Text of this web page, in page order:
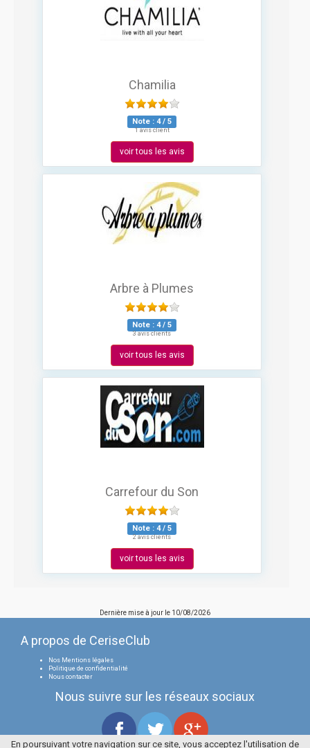
Chamilia
Note : 4/ 5
1 avis client
voir tous les avis
Arbre à Plumes
Note : 4/ 5
3 avis clients
voir tous les avis
Carrefour du Son
Note : 4/ 5
2 avis clients
voir tous les avis
Dernière mise à jour le 10/08/2026
A propos de CeriseClub
Nos Mentions légales
Politique de confidentialité
Nous contacter
Nous suivre sur les réseaux sociaux
En poursuivant votre navigation sur ce site, vous acceptez l'utilisation de